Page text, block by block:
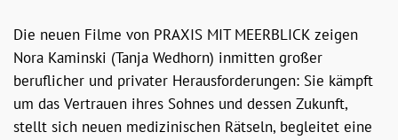
Die neuen Filme von PRAXIS MIT MEERBLICK zeigen
Nora Kaminski (Tanja Wedhorn) inmitten großer
beruflicher und privater Herausforderungen: Sie kämpft
um das Vertrauen ihres Sohnes und dessen Zukunft,
stellt sich neuen medizinischen Rätseln, begleitet eine